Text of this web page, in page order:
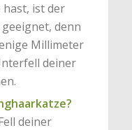
ist der
denn
Millimeter
deiner
deiner